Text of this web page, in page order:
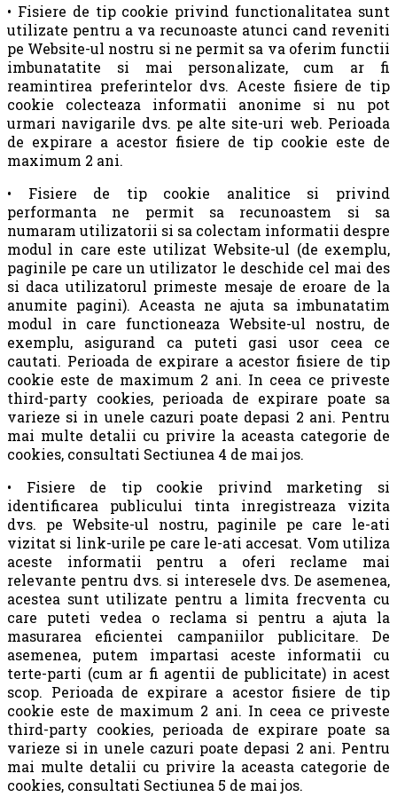
• Fisiere de tip cookie privind functionalitatea sunt
utilizate pentru a va recunoaste atunci cand reveniti
pe Website-ul nostru si ne permit sa va oferim functii
imbunatatite si mai personalizate, cum ar fi
reamintirea preferintelor dvs. Aceste fisiere de tip
cookie colecteaza informatii anonime si nu pot
urmari navigarile dvs. pe alte site-uri web. Perioada
de expirare a acestor fisiere de tip cookie este de
maximum 2 ani.
• Fisiere de tip cookie analitice si privind
performanta ne permit sa recunoastem si sa
numaram utilizatorii si sa colectam informatii despre
modul in care este utilizat Website-ul (de exemplu,
paginile pe care un utilizator le deschide cel mai des
si daca utilizatorul primeste mesaje de eroare de la
anumite pagini). Aceasta ne ajuta sa imbunatatim
modul in care functioneaza Website-ul nostru, de
exemplu, asigurand ca puteti gasi usor ceea ce
cautati. Perioada de expirare a acestor fisiere de tip
cookie este de maximum 2 ani. In ceea ce priveste
third-party cookies, perioada de expirare poate sa
varieze si in unele cazuri poate depasi 2 ani. Pentru
mai multe detalii cu privire la aceasta categorie de
cookies, consultati Sectiunea 4 de mai jos.
• Fisiere de tip cookie privind marketing si
identificarea publicului tinta inregistreaza vizita
dvs. pe Website-ul nostru, paginile pe care le-ati
vizitat si link-urile pe care le-ati accesat. Vom utiliza
aceste informatii pentru a oferi reclame mai
relevante pentru dvs. si interesele dvs. De asemenea,
acestea sunt utilizate pentru a limita frecventa cu
care puteti vedea o reclama si pentru a ajuta la
masurarea eficientei campaniilor publicitare. De
asemenea, putem impartasi aceste informatii cu
terte-parti (cum ar fi agentii de publicitate) in acest
scop. Perioada de expirare a acestor fisiere de tip
cookie este de maximum 2 ani. In ceea ce priveste
third-party cookies, perioada de expirare poate sa
varieze si in unele cazuri poate depasi 2 ani. Pentru
mai multe detalii cu privire la aceasta categorie de
cookies, consultati Sectiunea 5 de mai jos.